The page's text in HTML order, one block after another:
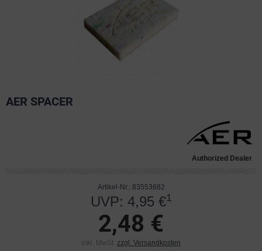
AER SPACER
Authorized Dealer
Artikel-Nr.: 83553682
UVP: 4,95 €1
2,48 €
inkl. MwSt. zzgl. Versandkosten